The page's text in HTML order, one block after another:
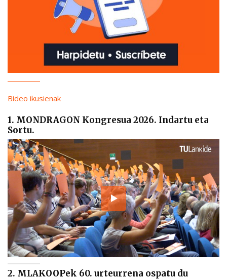
Bideo ikusienak
1. MONDRAGON Kongresua 2026. Indartu eta
Sortu.
2. MLAKOOPek 60. urteurrena ospatu du